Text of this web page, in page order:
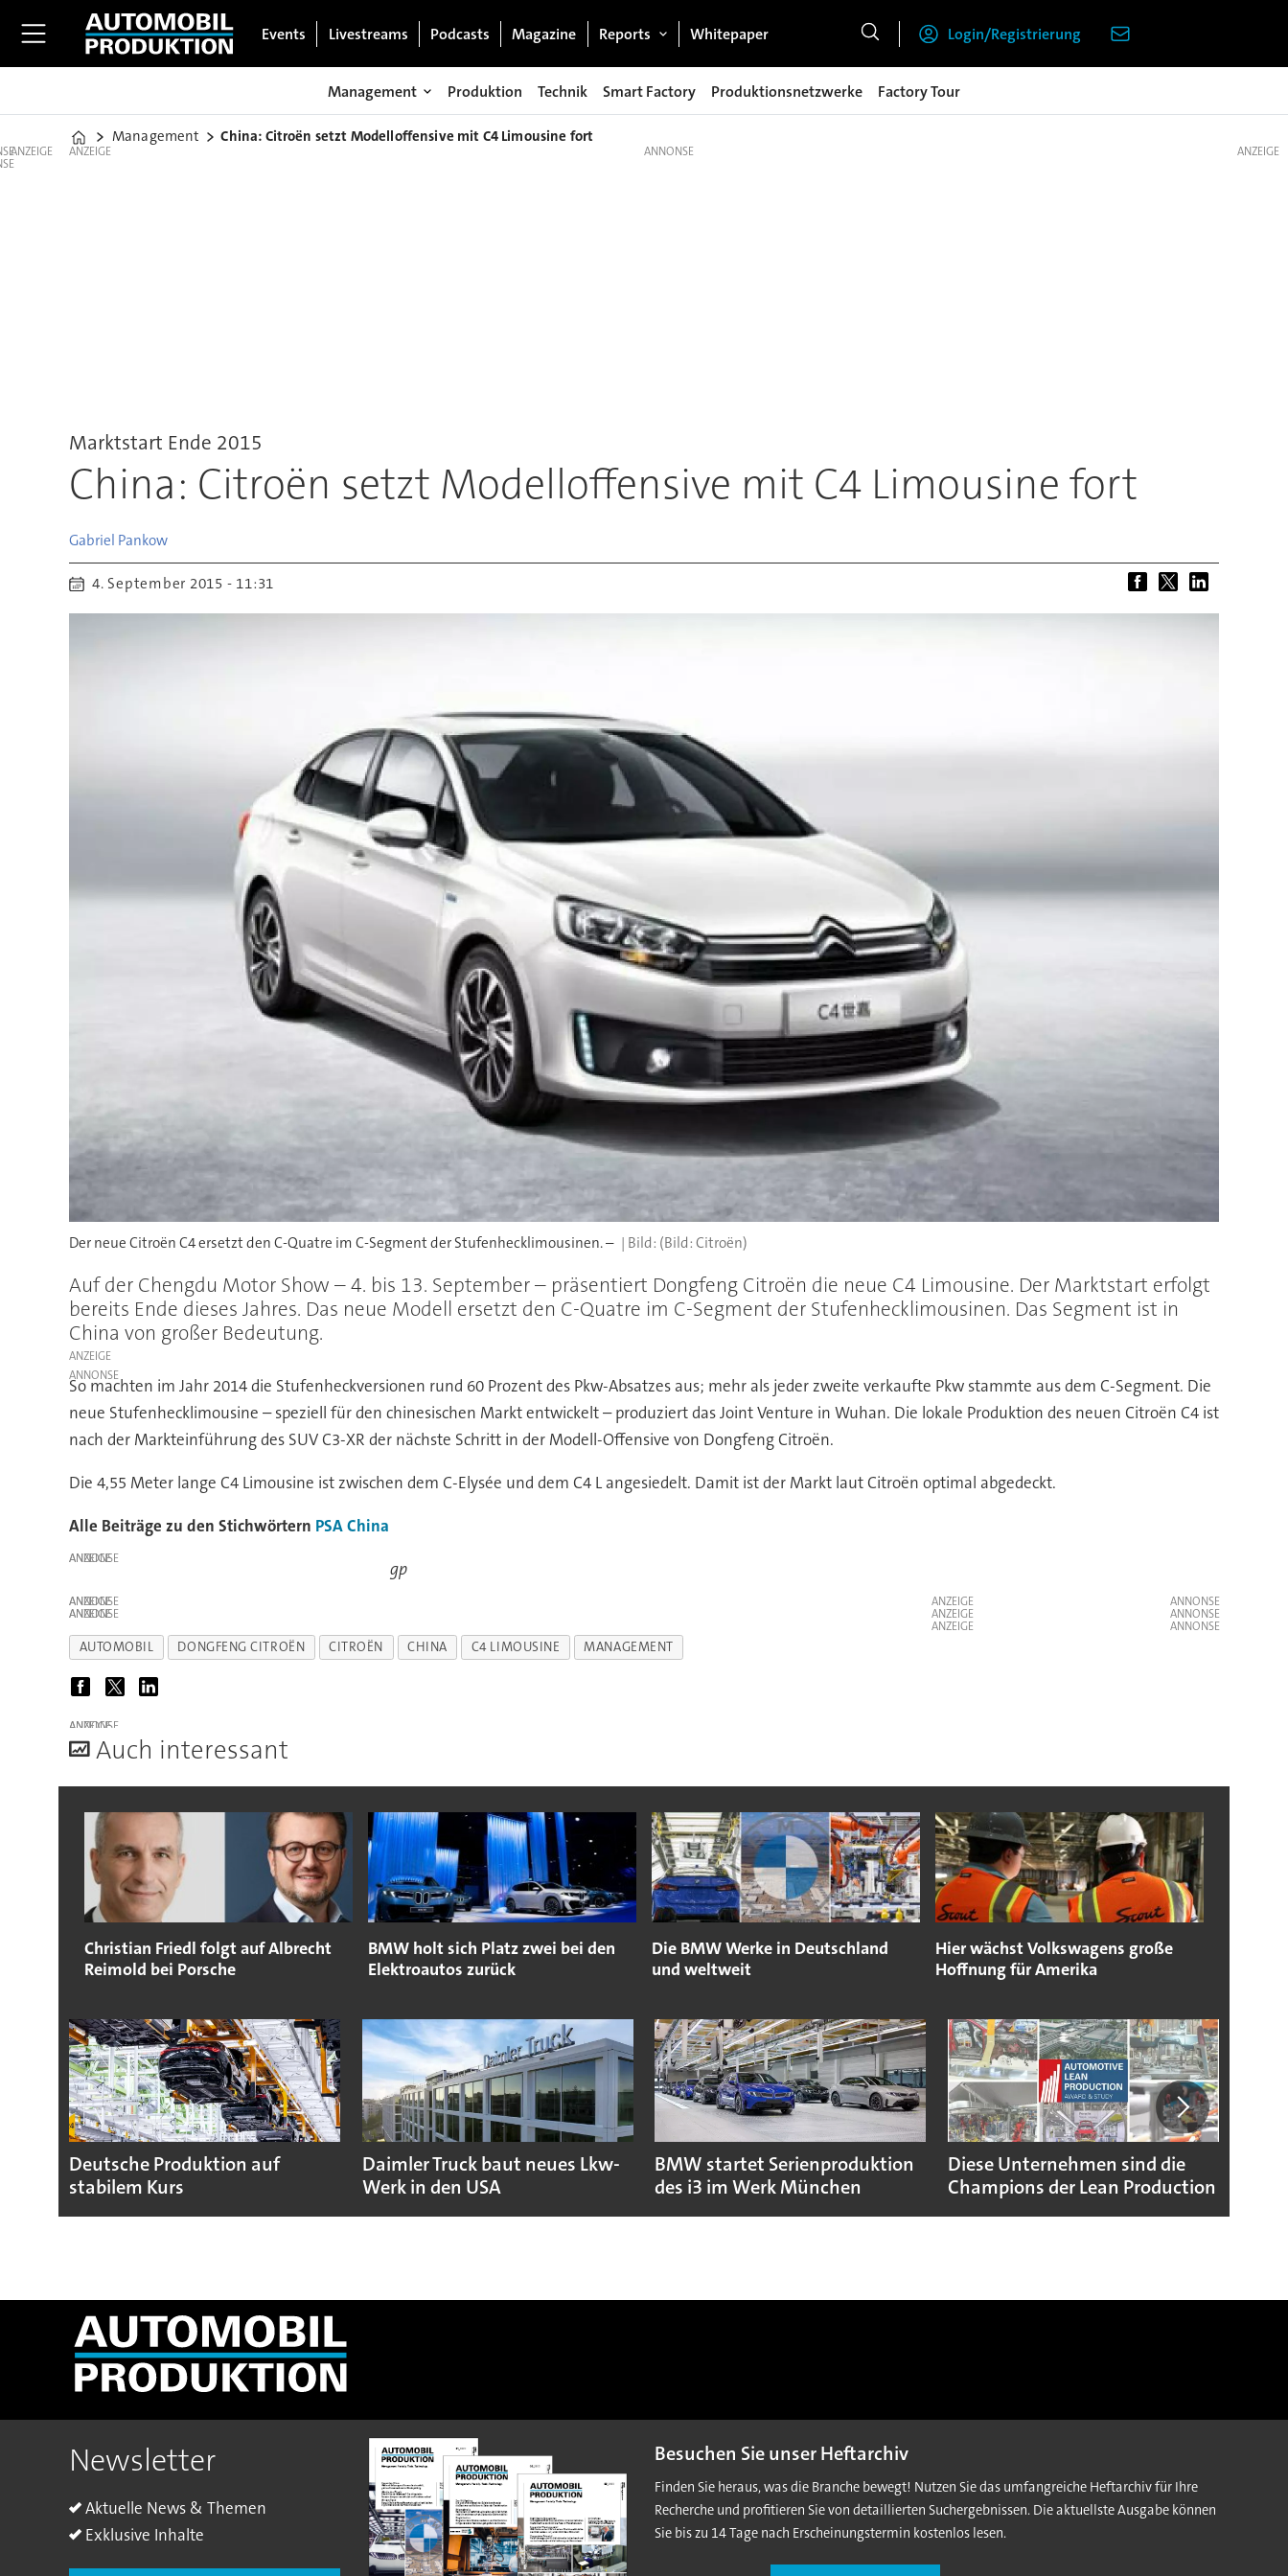
Events Livestreams Podcasts Magazine Reports Whitepaper Login/Registrierung
Management Produktion Technik Smart Factory Produktionsnetzwerke Factory Tour
Home
Management China: Citroën setzt Modelloffensive mit C4 Limousine fort
ANZEIGE ANZEIGE
Marktstart Ende 2015
China: Citroën setzt Modelloffensive mit C4 Limousine fort
Gabriel Pankow
4. September 2015 - 11:31
Der neue Citroën C4 ersetzt den C-Quatre im C-Segment der Stufenhecklimousinen. – (Bild: Citroën)
Auf der Chengdu Motor Show – 4. bis 13. September – präsentiert Dongfeng Citroën die neue C4 Limousine. Der Marktstart erfolgt
bereits Ende dieses Jahres. Das neue Modell ersetzt den C-Quatre im C-Segment der Stufenhecklimousinen. Das Segment ist in
China von großer Bedeutung.
ANZEIGE
So machten im Jahr 2014 die Stufenheckversionen rund 60 Prozent des Pkw-Absatzes aus; mehr als jeder zweite verkaufte Pkw stammte aus dem C-Segment. Die
neue Stufenhecklimousine – speziell für den chinesischen Markt entwickelt – produziert das Joint Venture in Wuhan. Die lokale Produktion des neuen Citroën C4 ist
nach der Markteinführung des SUV C3-XR der nächste Schritt in der Modell-Offensive von Dongfeng Citroën.
Die 4,55 Meter lange C4 Limousine ist zwischen dem C-Elysée und dem C4 L angesiedelt. Damit ist der Markt laut Citroën optimal abgedeckt.
Alle Beiträge zu den Stichwörtern PSAChina
ANZEIGE gp
ANZEIGE
ANZEIGE
ANZEIGE
ANZEIGE
ANZEIGE
AUTOMOBIL DONGFENG CITROËN CITROËN CHINA C4 LIMOUSINE MANAGEMENT
ANZEIGE
Auch interessant
Christian Friedl folgt auf Albrecht
Reimold bei Porsche
BMW holt sich Platz zwei bei den
Elektroautos zurück
Die BMW Werke in Deutschland
und weltweit
Hier wächst Volkswagens große
Hoffnung für Amerika
Deutsche Produktion auf
stabilem Kurs
Daimler Truck baut neues Lkw-
Werk in den USA
BMW startet Serienproduktion
des i3 im Werk München
Diese Unternehmen sind die
Champions der Lean Production
ANZEIGE
Newsletter
Aktuelle News & Themen
Exklusive Inhalte
Besuchen Sie unser Heftarchiv
Finden Sie heraus, was die Branche bewegt! Nutzen Sie das umfangreiche Heftarchiv für Ihre
Recherche und profitieren Sie von detaillierten Suchergebnissen. Die aktuellste Ausgabe können
Sie bis zu 14 Tage nach Erscheinungstermin kostenlos lesen.